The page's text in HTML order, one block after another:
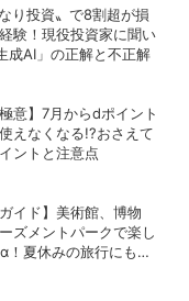
り投資〟で8割超が損
験！現役投資家に聞い
成AI」の正解と不正解
極意】7月からdポイント
えなくなる!?おさえて
ントと注意点
ガイド】美術館、博物
ズメントパークで楽し
！夏休みの旅行にも使